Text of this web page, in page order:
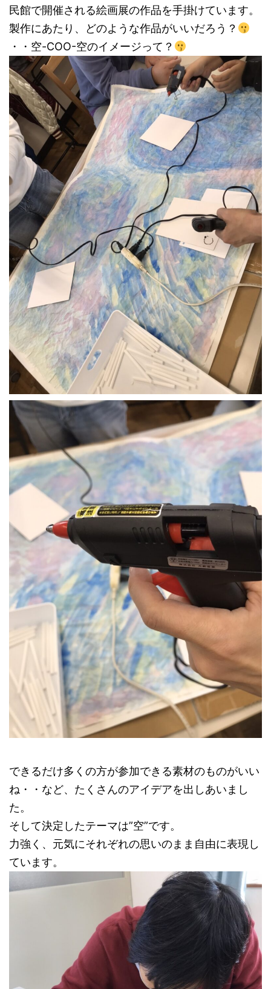
民館で開催される絵画展の作品を手掛けています。
製作にあたり、どのような作品がいいだろう？
・・空-COO-空のイメージって？
できるだけ多くの方が参加できる素材のものがいい
ね・・など、たくさんのアイデアを出しあいまし
た。
そして決定したテーマは”空”です。
力強く、元気にそれぞれの思いのまま自由に表現し
ています。